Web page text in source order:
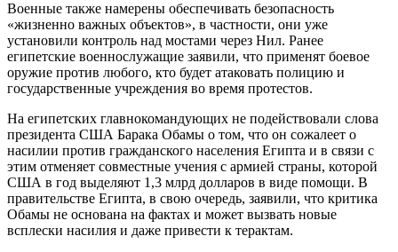
Военные также намерены обеспечивать безопасность
«жизненно важных объектов», в частности, они уже
установили контроль над мостами через Нил. Ранее
египетские военнослужащие заявили, что применят боевое
оружие против любого, кто будет атаковать полицию и
государственные учреждения во время протестов.
На египетских главнокомандующих не подействовали слова
президента США Барака Обамы о том, что он сожалеет о
насилии против гражданского населения Египта и в связи с
этим отменяет совместные учения с армией страны, которой
США в год выделяют 1,3 млрд долларов в виде помощи. В
правительстве Египта, в свою очередь, заявили, что критика
Обамы не основана на фактах и может вызвать новые
всплески насилия и даже привести к терактам.